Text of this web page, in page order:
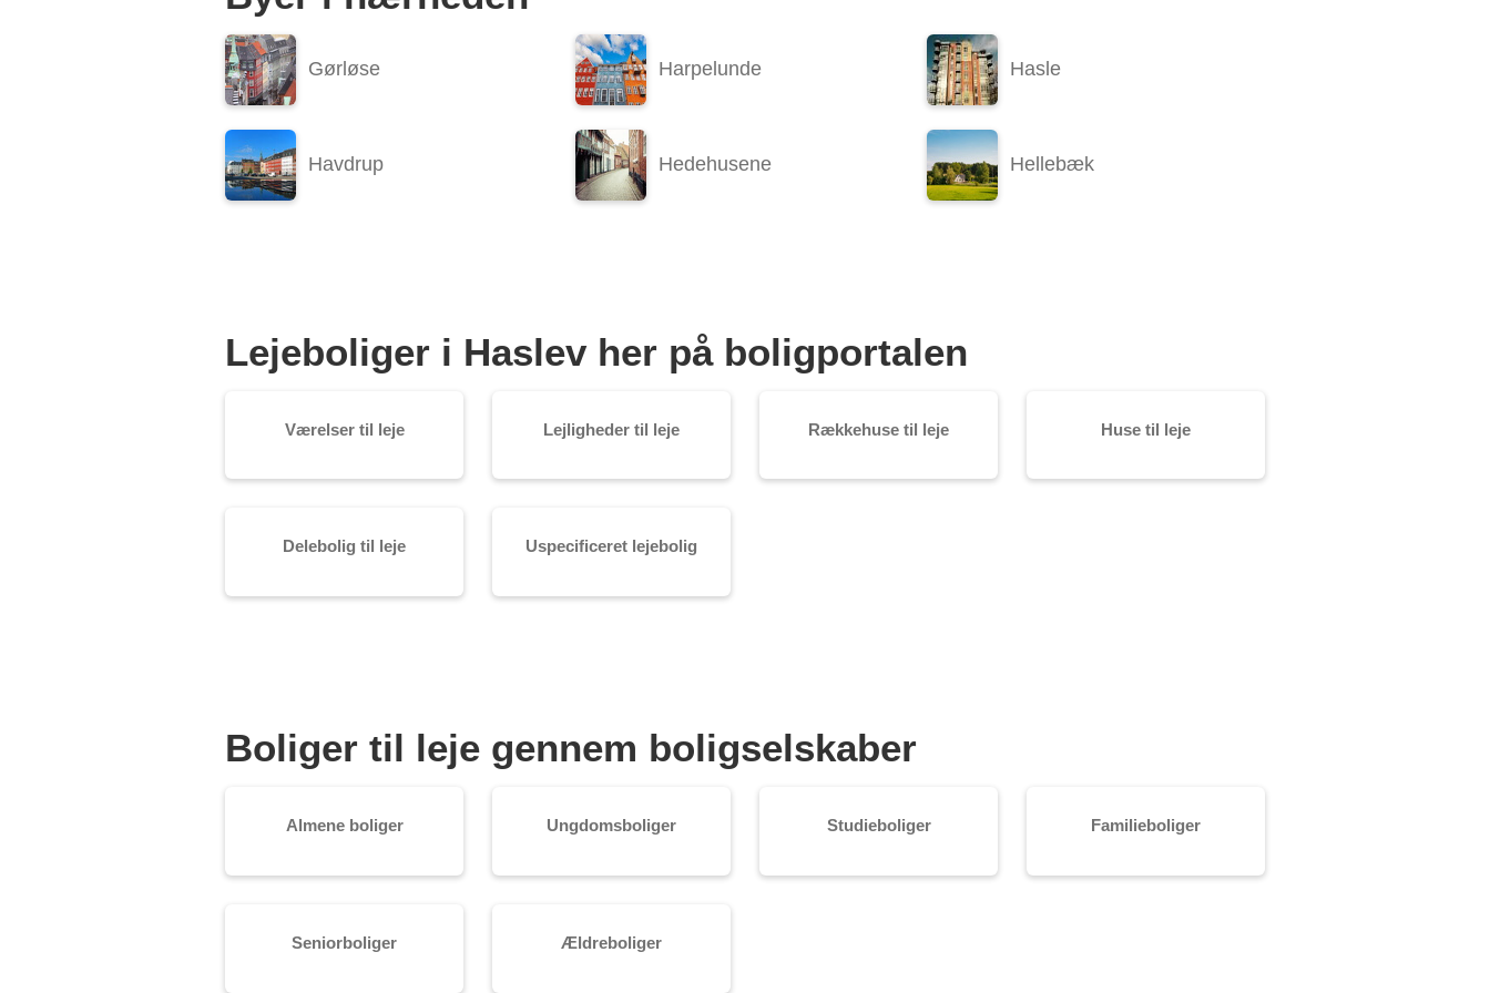
Gørløse Harpelunde Hasle
Havdrup Hedehusene Hellebæk
Lejeboliger i Haslev her på boligportalen
Værelser til leje Lejligheder til leje Rækkehuse til leje Huse til leje
Delebolig til leje Uspecificeret lejebolig
Boliger til leje gennem boligselskaber
Almene boliger Ungdomsboliger Studieboliger Familieboliger
Seniorboliger Ældreboliger